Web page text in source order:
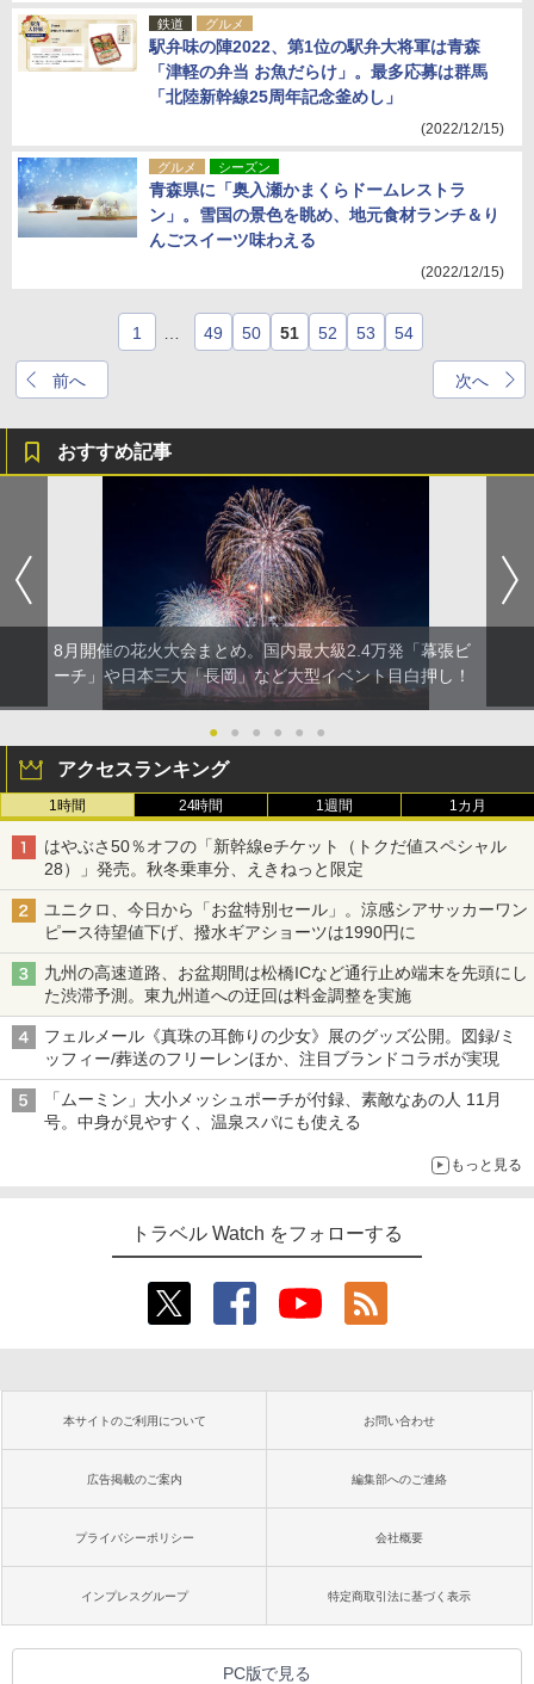
鉄道 グルメ
駅弁味の陣2022、第1位の駅弁大将軍は青森
「津軽の弁当 お魚だらけ」。最多応募は群馬
「北陸新幹線25周年記念釜めし」
(2022/12/15)
グルメ シーズン
青森県に「奥入瀬かまくらドームレストラ
ン」。雪国の景色を眺め、地元食材ランチ＆り
んごスイーツ味わえる
(2022/12/15)
前へ
1 49 50 51 52 53 54
次へ
おすすめ記事
8月開催の花火大会まとめ。国内最大級2.4万発「幕張ビ
ーチ」や日本三大「長岡」など大型イベント目白押し！
● ● ● ● ● ●
アクセスランキング
1時間 24時間 1週間 1カ月
はやぶさ50％オフの「新幹線eチケット（トクだ値スペシャル
28）」発売。秋冬乗車分、えきねっと限定
ユニクロ、今日から「お盆特別セール」。涼感シアサッカーワン
ピース待望値下げ、撥水ギアショーツは1990円に
九州の高速道路、お盆期間は松橋ICなど通行止め端末を先頭にし
た渋滞予測。東九州道への迂回は料金調整を実施
フェルメール《真珠の耳飾りの少女》展のグッズ公開。図録/ミ
ッフィー/葬送のフリーレンほか、注目ブランドコラボが実現
「ムーミン」大小メッシュポーチが付録、素敵なあの人 11月
号。中身が見やすく、温泉スパにも使える
もっと見る
トラベル Watch をフォローする
本サイトのご利用について お問い合わせ
広告掲載のご案内 編集部へのご連絡
プライバシーポリシー 会社概要
インプレスグループ 特定商取引法に基づく表示
PC版で見る